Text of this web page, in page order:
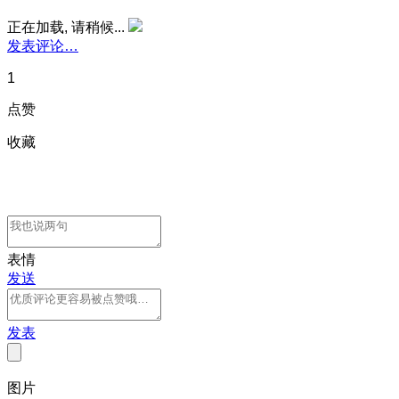
正在加载, 请稍候...
发表评论…
1
点赞
收藏
表情
发送
发表
图片